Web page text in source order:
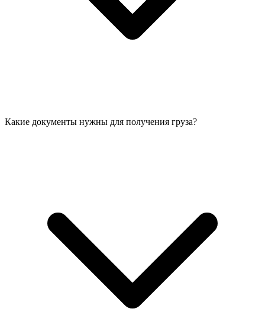
Какие документы нужны для получения груза?